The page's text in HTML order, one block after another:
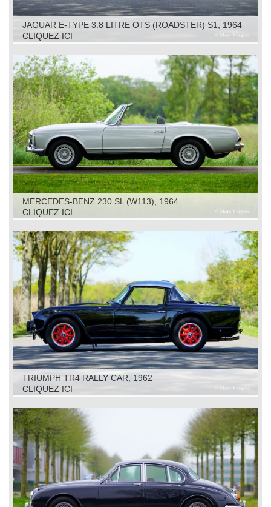
JAGUAR E-TYPE 3.8 LITRE OTS (ROADSTER) S1, 1964
CLIQUEZ ICI
MERCEDES-BENZ 230 SL (W113), 1964
CLIQUEZ ICI
TRIUMPH TR4 RALLY CAR, 1962
CLIQUEZ ICI